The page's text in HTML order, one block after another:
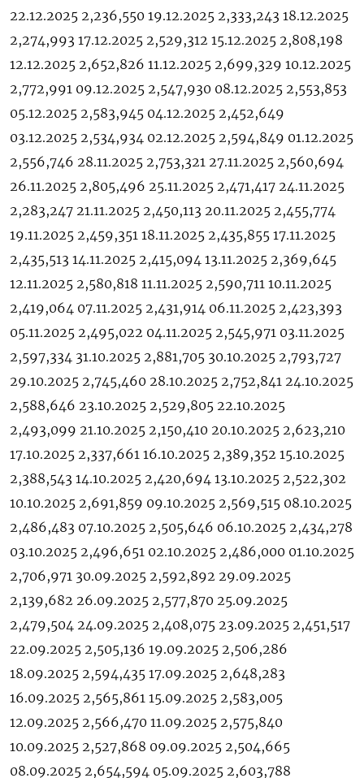
22.12.2025 2,236,550 19.12.2025 2,333,243 18.12.2025
2,274,993 17.12.2025 2,529,312 15.12.2025 2,808,198
12.12.2025 2,652,826 11.12.2025 2,699,329 10.12.2025
2,772,991 09.12.2025 2,547,930 08.12.2025 2,553,853
05.12.2025 2,583,945 04.12.2025 2,452,649
03.12.2025 2,534,934 02.12.2025 2,594,849 01.12.2025
2,556,746 28.11.2025 2,753,321 27.11.2025 2,560,694
26.11.2025 2,805,496 25.11.2025 2,471,417 24.11.2025
2,283,247 21.11.2025 2,450,113 20.11.2025 2,455,774
19.11.2025 2,459,351 18.11.2025 2,435,855 17.11.2025
2,435,513 14.11.2025 2,415,094 13.11.2025 2,369,645
12.11.2025 2,580,818 11.11.2025 2,590,711 10.11.2025
2,419,064 07.11.2025 2,431,914 06.11.2025 2,423,393
05.11.2025 2,495,022 04.11.2025 2,545,971 03.11.2025
2,597,334 31.10.2025 2,881,705 30.10.2025 2,793,727
29.10.2025 2,745,460 28.10.2025 2,752,841 24.10.2025
2,588,646 23.10.2025 2,529,805 22.10.2025
2,493,099 21.10.2025 2,150,410 20.10.2025 2,623,210
17.10.2025 2,337,661 16.10.2025 2,389,352 15.10.2025
2,388,543 14.10.2025 2,420,694 13.10.2025 2,522,302
10.10.2025 2,691,859 09.10.2025 2,569,515 08.10.2025
2,486,483 07.10.2025 2,505,646 06.10.2025 2,434,278
03.10.2025 2,496,651 02.10.2025 2,486,000 01.10.2025
2,706,971 30.09.2025 2,592,892 29.09.2025
2,139,682 26.09.2025 2,577,870 25.09.2025
2,479,504 24.09.2025 2,408,075 23.09.2025 2,451,517
22.09.2025 2,505,136 19.09.2025 2,506,286
18.09.2025 2,594,435 17.09.2025 2,648,283
16.09.2025 2,565,861 15.09.2025 2,583,005
12.09.2025 2,566,470 11.09.2025 2,575,840
10.09.2025 2,527,868 09.09.2025 2,504,665
08.09.2025 2,654,594 05.09.2025 2,603,788